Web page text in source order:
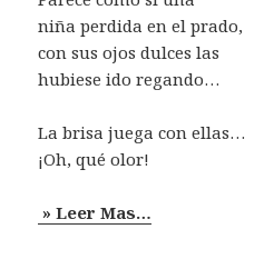
niña perdida en el prado,
con sus ojos dulces las
hubiese ido regando…
La brisa juega con ellas…
¡Oh, qué olor!
» Leer Mas…